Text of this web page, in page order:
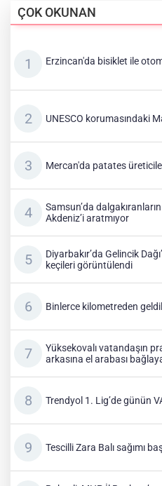
ÇOK OKUNAN
Erzincan'da bisiklet ile
UNESCO korumasındaki
Mercan'da patates
Samsun’da
Akdeniz’i aratmıyor
Diyarbakır’da Gelincik
keçileri görüntülendi
Binlerce kilometreden
Yüksekovalı vatandaşın
arkasına el arabası
Trendyol 1. Lig’de günün
Tescilli Zara Balı sağımı